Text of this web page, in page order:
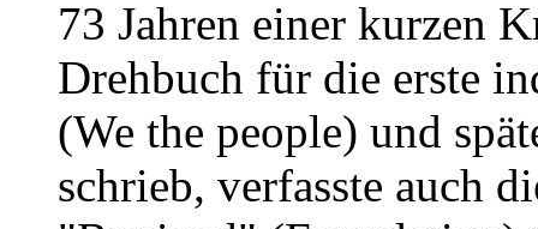
73 Jahren einer kurzen
Drehbuch für die erste
(We the people) und
schrieb, verfasste auch